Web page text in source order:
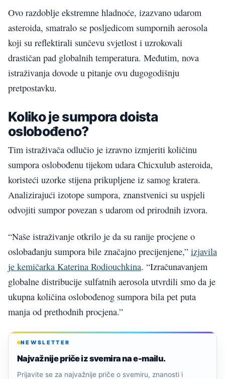
Ovo razdoblje ekstremne hladnoće, izazvano udarom
asteroida, smatralo se posljedicom sumpornih aerosola
koji su reflektirali sunčevu svjetlost i uzrokovali
drastičan pad globalnih temperatura. Međutim, nova
istraživanja dovode u pitanje ovu dugogodišnju
pretpostavku.
Koliko je sumpora doista
oslobođeno?
Tim istraživača odlučio je izravno izmjeriti količinu
sumpora oslobođenu tijekom udara Chicxulub asteroida,
koristeći uzorke stijena prikupljene iz samog kratera.
Analizirajući izotope sumpora, znanstvenici su uspjeli
odvojiti sumpor povezan s udarom od prirodnih izvora.
“Naše istraživanje otkrilo je da su ranije procjene o
oslobađanju sumpora bile značajno precijenjene,” izjavila
je kemičarka Katerina Rodiouchkina. “Izračunavanjem
globalne distribucije sulfatnih aerosola utvrdili smo da je
ukupna količina oslobođenog sumpora bila pet puta
manja od prethodnih procjena.”
NEWSLETTER
Najvažnije priče iz svemira na e-mailu.
Prijavite se za najvažnije priče o svemiru, znanosti i